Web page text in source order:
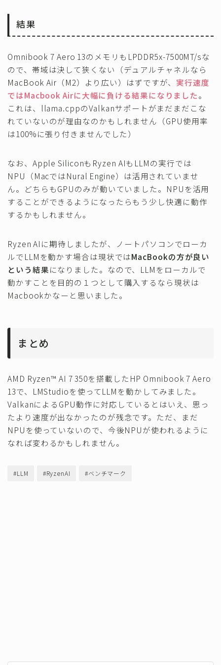
結果
Omnibook 7 Aero 13のメモリもLPDDR5x-7500MT/sな
ので、帯域は決して狭くない（デュアルチャネルなら
MacBook Air（M2）より広い）はずですが、 実行速度
ではMacbook Airに大幅に負ける結果になりました。
これは、llama.cppのValkanサポートがまだまだこな
れていないのが理由なのかもしれません（GPU使用率
は100%に張り付きませんでした）
なお、Apple SiliconもRyzen AIもLLMの実行では
NPU（MacではNural Engine）は活用されていませ
ん。どちらもGPUのみが動いていました。NPUを活用
することができるようになったらもう少し快適に動作
するかもしれません。
Ryzen AIに期待しましたが、ノートパソコンでローカ
ルでLLMを動かす場合は現状ではMacBookの方が良い
という結果になりました。なので、LLMをローカルで
動かすことを目的の１つとして購入するなら現状は
Macbookかなーと思いました。
まとめ
AMD Ryzen™ AI 7 350を搭載したHP Omnibook 7 Aero
13で、LMStudioを使ってLLMを動かしてみました。
ValkanによるGPU動作に対応しているとはいえ、思っ
たより速度が出なかったのが残念です。ただ、まだ
NPUを使っていないので、今後NPUが使われるように
なれば変わるかもしれません。
#LLM #RyzenAI #ベンチマーク